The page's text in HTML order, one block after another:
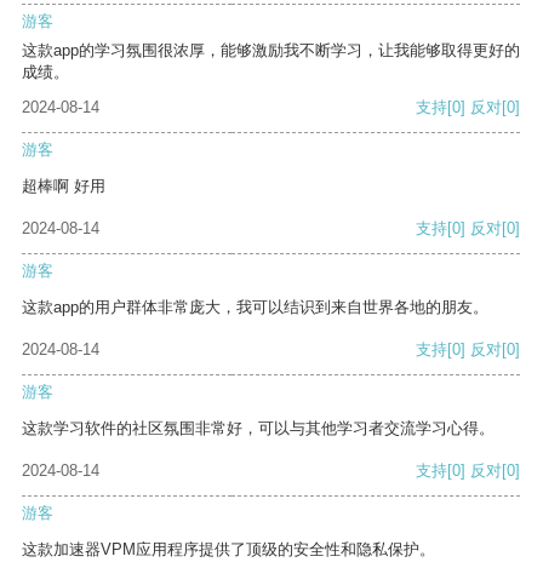
游客
这款app的学习氛围很浓厚，能够激励我不断学习，让我能够取得更好的
成绩。
2024-08-14
支持[0] 反对[0]
游客
超棒啊 好用
2024-08-14 支持[0] 反对[0]
游客
这款app的用户群体非常庞大，我可以结识到来自世界各地的朋友。
2024-08-14 支持[0] 反对[0]
游客
这款学习软件的社区氛围非常好，可以与其他学习者交流学习心得。
2024-08-14 支持[0] 反对[0]
游客
这款加速器VPM应用程序提供了顶级的安全性和隐私保护。